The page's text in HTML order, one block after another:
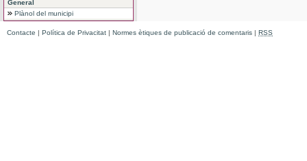
General
Plànol del municipi
Contacte | Política de Privacitat | Normes ètiques de publicació de comentaris | RSS